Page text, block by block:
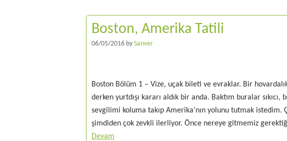
Boston, Amerika Tatili
06/05/2016 by Sanver
Boston Bölüm 1 – Vize, uçak bileti ve evraklar. Bir
derken yurtdışı kararı aldık bir anda. Baktım buralar
sevgilimi koluma takıp Amerika’nın yolunu tutmak istedim.
şimdiden çok zevkli ilerliyor. Önce nereye gitmemiz
Devam